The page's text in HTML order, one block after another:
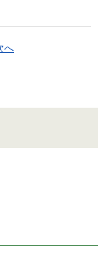
へ